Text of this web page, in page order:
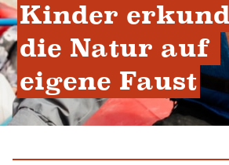
Kinder
die Natur auf
eigene Faust